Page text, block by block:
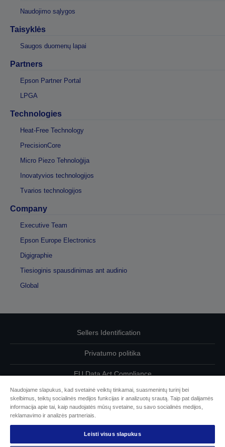
Naudojimo sąlygos
Taisyklės
Saugos duomenų lapai
Partners
Epson Partner Portal
LPGA
Technologies
Heat-Free Technology
PrecisionCore
Micro Piezo Tehnoloģija
Inovatyvios technologijos
Tvarios technologijos
Company
Executive Team
Epson Europe Electronics
Digigraphie
Tiesioginis spausdinimas ant audinio
Global
Sellers Identification
Privatumo politika
EU Data Act Compliance
Susisiekite su mumis dėl savo duomenų
Cookie Information
„Epson“ įsipareigojimas dėl prieinamumo
Naudojame slapukus, kad svetainė veiktų tinkamai, suasmenintų turinį bei
skelbimus, teiktų socialinės medijos funkcijas ir analizuotų srautą. Taip pat dalijamės
informacija apie tai, kaip naudojatės mūsų svetaine, su savo socialinės medijos,
reklamavimo ir analizės partneriais.
Leisti visus slapukus